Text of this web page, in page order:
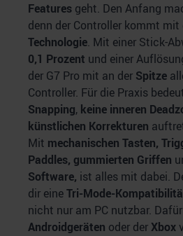
Features geht. Den Anfang
denn der Controller kommt mit
Technologie. Mit einer Stick-
0,1 Prozent und einer
der G7 Pro mit an der Spitze
Controller. Für die Praxis
Snapping, keine inneren
künstlichen Korrekturen
Mit mechanischen Tasten,
Paddles, gummierten Griffen
Software, ist alles mit dabei.
dir eineTri-Mode-
nicht nur am PC nutzbar.
Androidgeräten oder der Xbox